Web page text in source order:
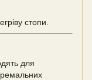
стопи.
для